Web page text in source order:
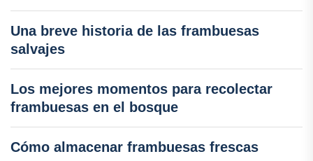
Una breve historia de las frambuesas
salvajes
Los mejores momentos para recolectar
frambuesas en el bosque
Cómo almacenar frambuesas frescas